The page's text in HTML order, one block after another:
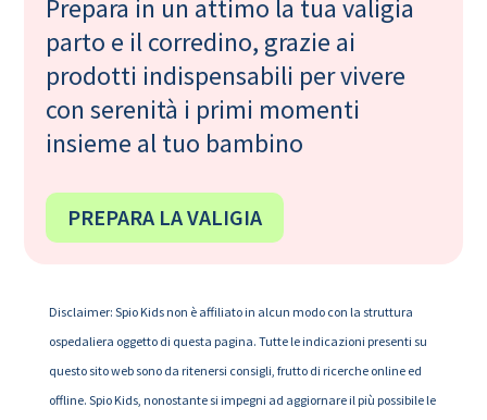
Prepara in un attimo la tua valigia
parto e il corredino, grazie ai
prodotti indispensabili per vivere
con serenità i primi momenti
insieme al tuo bambino
PREPARA LA VALIGIA
Disclaimer: Spio Kids non è affiliato in alcun modo con la struttura
ospedaliera oggetto di questa pagina. Tutte le indicazioni presenti su
questo sito web sono da ritenersi consigli, frutto di ricerche online ed
offline. Spio Kids, nonostante si impegni ad aggiornare il più possibile le